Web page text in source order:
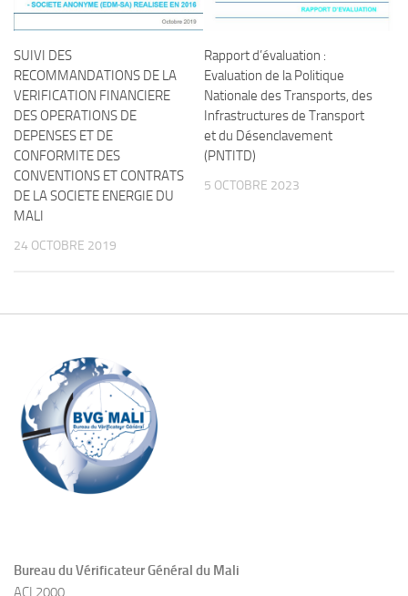
SUIVI DES
RECOMMANDATIONS DE LA
VERIFICATION FINANCIERE
DES OPERATIONS DE
DEPENSES ET DE
CONFORMITE DES
CONVENTIONS ET CONTRATS
DE LA SOCIETE ENERGIE DU
MALI
24 OCTOBRE 2019
Rapport d’évaluation :
Evaluation de la Politique
Nationale des Transports, des
Infrastructures de Transport
et du Désenclavement
(PNTITD)
5 OCTOBRE 2023
Bureau du Vérificateur Général du Mali
ACI 2000,